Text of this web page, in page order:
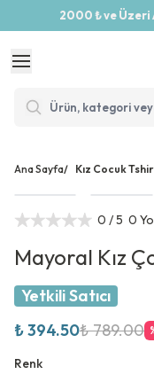
2000 ₺ ve Üzeri
Ana Sayfa/ Kız Cocuk
0 / 5 0
Mayoral Kız
Yetkili Satıcı
₺ 394.50₺ 789.00
Renk